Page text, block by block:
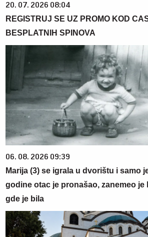
20. 07. 2026 08:04
REGISTRUJ SE UZ PROMO KOD
BESPLATNIH SPINOVA
06. 08. 2026 09:39
Marija (3) se igrala u dvorištu i samo
godine otac je pronašao, zanemeo je
gde je bila